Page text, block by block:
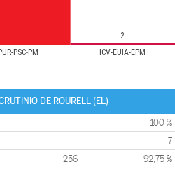
PUR-PSC-PM ICV-EUIA-EPM
2
DE ROURELL (EL)
100 %
7
256 92,75 %